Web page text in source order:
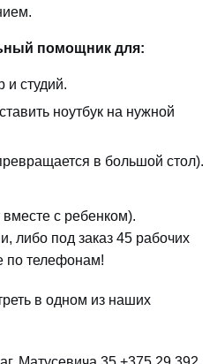
помощник для:
и студий.
ноутбук на нужной
в большой стол).
с ребенком).
либо под заказ 45 рабочих
по телефонам!
в одном из наших